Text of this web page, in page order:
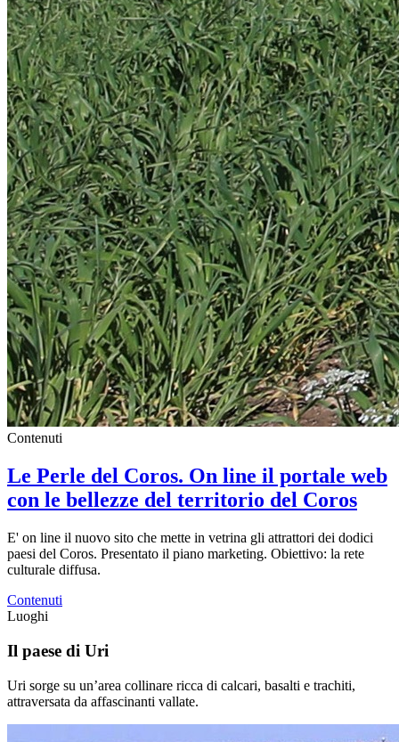
Contenuti
Le Perle del Coros. On line il portale web
con le bellezze del territorio del Coros
E' on line il nuovo sito che mette in vetrina gli attrattori dei dodici
paesi del Coros. Presentato il piano marketing. Obiettivo: la rete
culturale diffusa.
Contenuti
Luoghi
Il paese di Uri
Uri sorge su un’area collinare ricca di calcari, basalti e trachiti,
attraversata da affascinanti vallate.